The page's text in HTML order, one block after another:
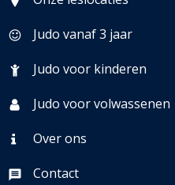
Judo vanaf 3 jaar
Judo voor kinderen
Judo voor volwassenen
Over ons
Contact